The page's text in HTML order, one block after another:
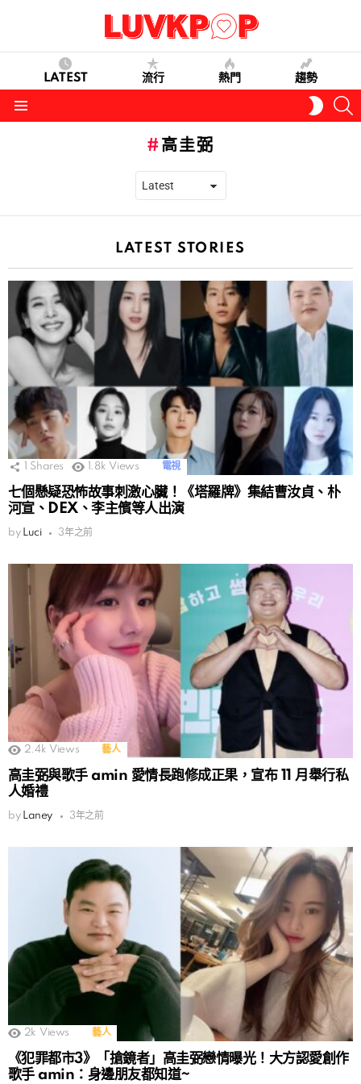
LATEST 流行 熱門 趨勢
SKIN
高圭弼
LATEST STORIES
Shares 1.8k Views 電視
七個懸疑恐怖故事刺激心臟！《塔羅牌》集結曹汝貞、朴
河宣、DEX、李主儐等人出演
by Luci 3年之前
2.4k Views 藝人
高圭弼與歌手 amin 愛情長跑修成正果，宣布 11 月舉行私
人婚禮
by Laney 3年之前
2k Views 藝人
《犯罪都市3》「搶鏡者」高圭弼戀情曝光！大方認愛創作
歌手 amin：身邊朋友都知道~